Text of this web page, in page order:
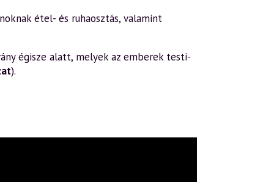
étel- és ruhaosztás, valamint
égisze alatt, melyek az emberek testi-
).